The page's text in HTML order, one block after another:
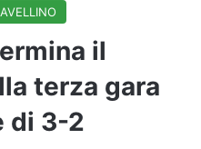
il
terza gara
di 3-2